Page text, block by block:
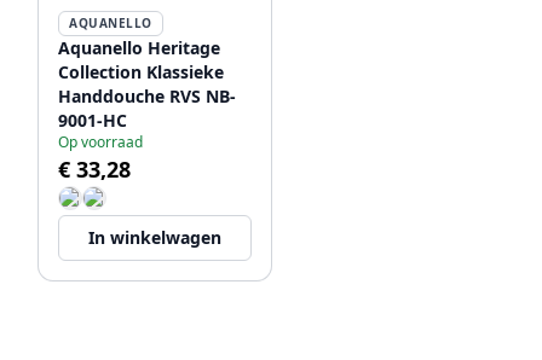
AQUANELLO
Aquanello Heritage
Collection Klassieke
Handdouche RVS NB-
9001-HC
Op voorraad
€ 33,28
In winkelwagen